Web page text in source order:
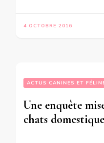
4 OCTOBRE 2016
ACTUS CANINES ET
Une enquête
chats